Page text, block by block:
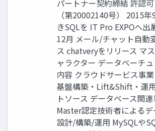
パートナー契約締結 許認
（第20002140号） 2015
きSQLを IT Pro EXPOへ出
12月 メール/チャット自動
ス chatveryをリリース マ
ャラクター データベーチ
内容 クラウドサービス事
基盤構築・Lift&Shift・運
トソース データベース関
Master認定技術者による
設計/構築/運用 MySQLや